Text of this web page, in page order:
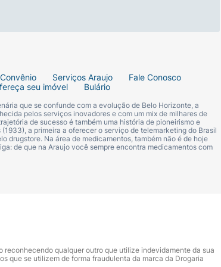
Serviços Araujo
Fale Conosco
seu imóvel Bulário
que se confunde com a evolução de Belo Horizonte, a
pelos serviços inovadores e com um mix de milhares de
de sucesso é também uma história de pioneirismo e
a primeira a oferecer o serviço de telemarketing do Brasil
drugstore. Na área de medicamentos, também não é de hoje
de que na Araujo você sempre encontra medicamentos com
reconhecendo qualquer outro que utilize indevidamente da sua
que se utilizem de forma fraudulenta da marca da Drogaria